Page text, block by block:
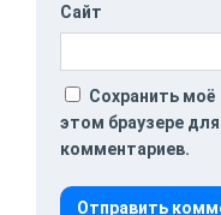
Сайт
Сохранить моё
этом браузере
комментариев.